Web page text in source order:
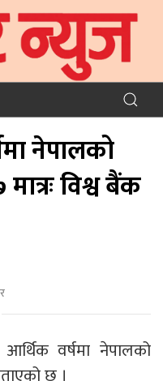
नेपालको
विश्व बैंक
वर्षमा नेपालको